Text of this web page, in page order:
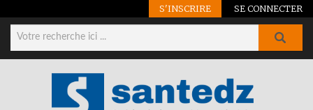
S'INSCRIRE SE CONNECTER